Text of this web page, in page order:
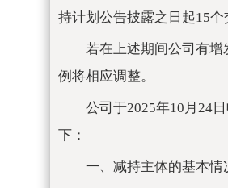
持计划公告披露之日起15个
若在上述期间公司有
例将相应调整。
公司于2025年10月24
下：
一、减持主体的基本情